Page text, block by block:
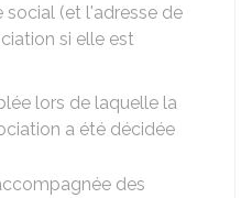
social (et l'adresse de
si elle est
lors de laquelle la
a été décidée
des